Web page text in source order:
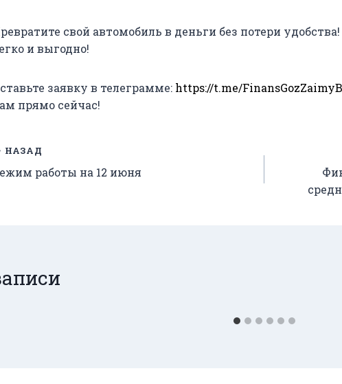
свой автомобиль в деньги без потери
и выгодно!
заявку в телеграмме: https://t.me/
прямо сейчас!
НАЗАД
работы на 12 июня